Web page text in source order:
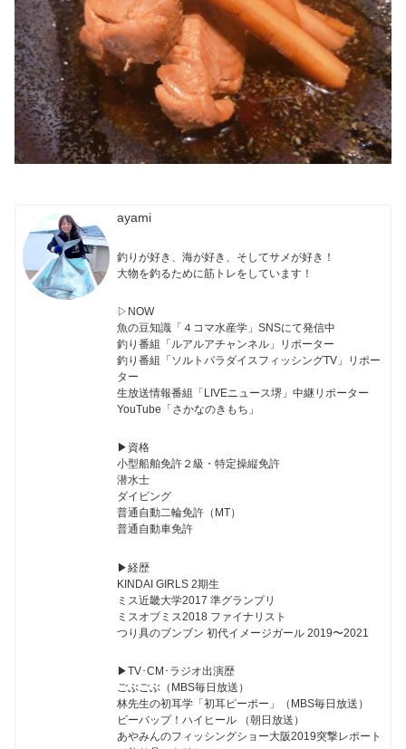
ayami
釣りが好き、海が好き、そしてサメが好き！
大物を釣るために筋トレをしています！
▷NOW
魚の豆知識「４コマ水産学」SNSにて発信中
釣り番組「ルアルアチャンネル」リポーター
釣り番組「ソルトパラダイスフィッシングTV」リポー
ター
生放送情報番組「LIVEニュース堺」中継リポーター
YouTube「さかなのきもち」
▶︎資格
小型船舶免許２級・特定操縦免許
潜水士
ダイビング
普通自動二輪免許（MT）
普通自動車免許
▶︎経歴
KINDAI GIRLS 2期生
ミス近畿大学2017 準グランプリ
ミスオブミス2018 ファイナリスト
つり具のブンブン 初代イメージガール 2019〜2021
▶︎TV･CM･ラジオ出演歴
ごぶごぶ（MBS毎日放送）
林先生の初耳学「初耳ピーポー」（MBS毎日放送）
ビーバップ！ハイヒール （朝日放送）
あやみんのフィッシングショー大阪2019突撃レポート